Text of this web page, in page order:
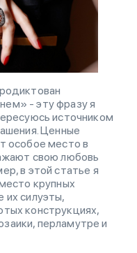
- эту фразу я
источником
Ценные
особое место в
свою любовь
в этой статье я
крупных
их силуэты,
конструкциях,
перламутре и